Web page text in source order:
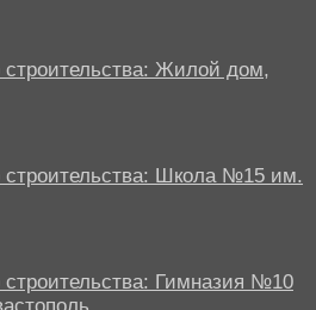
Жилой дом,
строительства: Школа №15 им.
Гимназия №10